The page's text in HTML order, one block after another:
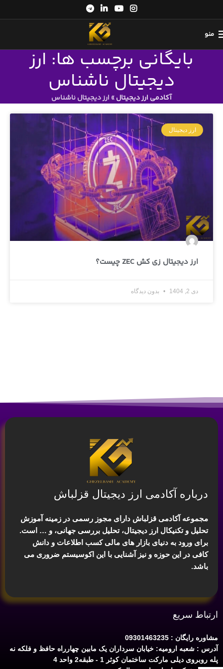
منو
بایگانی برچسب ها: ارز
دیجیتال ناشناس
آکادمی ارز دیجیتال» ارز دیجیتال ناشناس
ارز دیجیتال
ارز دیجیتال زی کش ZEC چیست؟
دی 2, 1404 بدون دیدگاه
درباره آکادمی ارز دیجیتال قزلباش
مجموعه آکادمی قزلباش دارای مجوز رسمی در زمینه آموزش
تحلیل و تکنیکال ارز دیجیتال، تحلیل بررسی جهانی، و … است.
برای ورود به دنیای بازار های مالی کسب اطلاعات و دانش
کافی در این حوزه و نیز آشنایی با این اکوسیستم ضروری می
باشد.
ارتباط سریع
مشاوره رایگان : 09301463235
آدرس : شعبه ارومیه: خیابان سرداران یک مابین چهارراه حافظ و فلکه نه
پله روبروی دیلی مارکت ساختمان کوثر 1 - طبقه2 واحد 4